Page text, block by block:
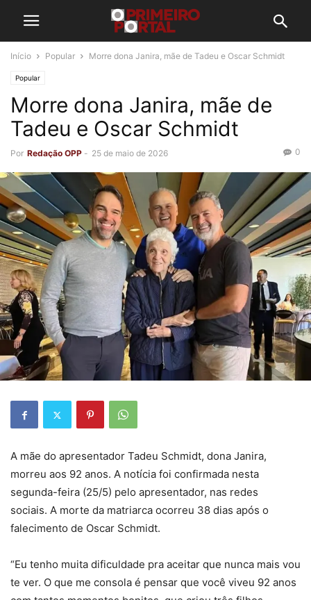
Início Popular Morre dona Janira, mãe de Tadeu e Oscar Schmidt
Popular
Morre dona Janira, mãe de
Tadeu e Oscar Schmidt
Por Redação OPP - 25 de maio de 2026 0
A mãe do apresentador Tadeu Schmidt, dona Janira,
morreu aos 92 anos. A notícia foi confirmada nesta
segunda-feira (25/5) pelo apresentador, nas redes
sociais. A morte da matriarca ocorreu 38 dias após o
falecimento de Oscar Schmidt.
“Eu tenho muita dificuldade pra aceitar que nunca mais vou
te ver. O que me consola é pensar que você viveu 92 anos